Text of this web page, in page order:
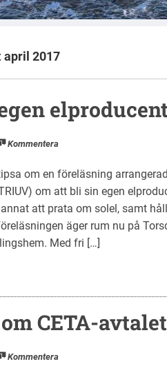
april 2017
Kommentera
om en föreläsning
om att bli sin egen
att prata om solel, samt
äger rum nu på
Med fri […]
CETA-avtalet
Kommentera